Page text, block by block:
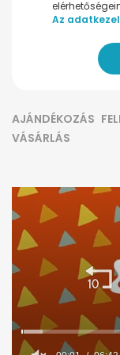
Az
AJÁNDÉKOZÁS
VÁSÁRLÁS